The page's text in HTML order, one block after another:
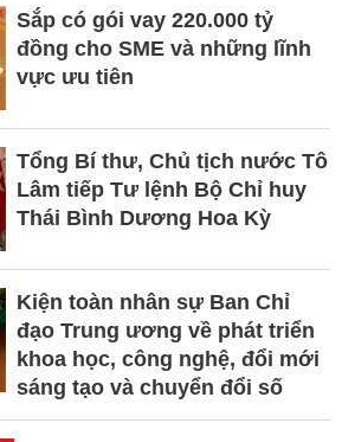
Sắp có gói vay 220.000 tỷ
đồng cho SME và những lĩnh
vực ưu tiên
Tổng Bí thư, Chủ tịch nước Tô
Lâm tiếp Tư lệnh Bộ Chỉ huy
Thái Bình Dương Hoa Kỳ
Kiện toàn nhân sự Ban Chỉ
đạo Trung ương về phát triển
khoa học, công nghệ, đổi mới
sáng tạo và chuyển đổi số